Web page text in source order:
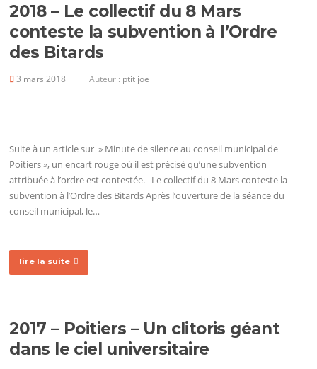
2018 – Le collectif du 8 Mars
conteste la subvention à l’Ordre
des Bitards
3 mars 2018 Auteur : ptit joe
Suite à un article sur » Minute de silence au conseil municipal de
Poitiers », un encart rouge où il est précisé qu’une subvention
attribuée à l’ordre est contestée. Le collectif du 8 Mars conteste la
subvention à l’Ordre des Bitards Après l’ouverture de la séance du
conseil municipal, le…
lire la suite
2017 – Poitiers – Un clitoris géant
dans le ciel universitaire